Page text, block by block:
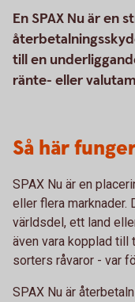
En SPAX Nu är
till en
ränte- eller
Så här
SPAX Nu är en
eller flera marknader.
världsdel, ett land
även vara kopplad till
sorters råvaror - var
SPAX Nu är